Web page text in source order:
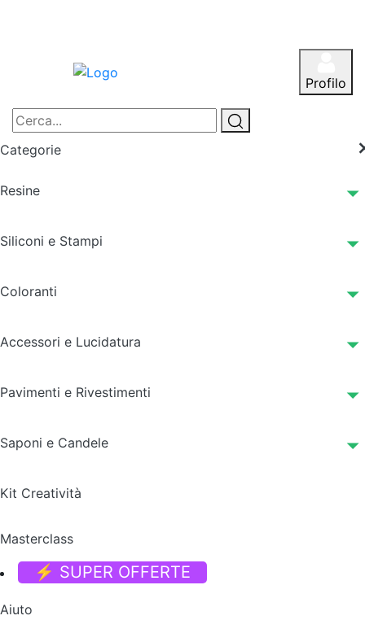
Profilo
Categorie
Resine
Siliconi e Stampi
Coloranti
Accessori e Lucidatura
Pavimenti e Rivestimenti
Saponi e Candele
Kit Creatività
Masterclass
⚡ SUPER OFFERTE
Aiuto